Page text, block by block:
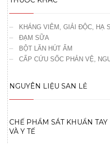
KHÁNG VIÊM, GIẢI ĐỘC, HẠ
ĐẠM SỮA
BỘT LĂN HÚT ẨM
CẤP CỨU SỐC PHẢN VỆ,
NGUYÊN LIỆU SAN LẺ
CHẾ PHẨM SÁT KHUẨN
VÀ Y TẾ